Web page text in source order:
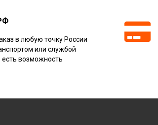
в любую точку России
или службой
есть возможность